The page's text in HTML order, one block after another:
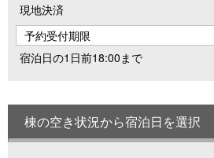
現地決済
予約受付期限
宿泊日の1日前18:00まで
棟の空き状況から宿泊日を選択